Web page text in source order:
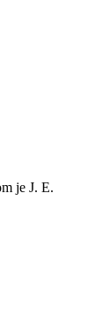
je J. E.